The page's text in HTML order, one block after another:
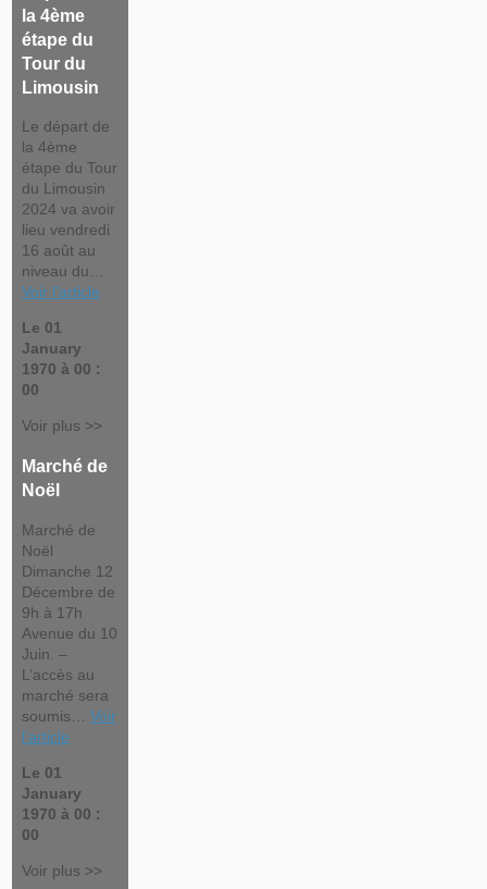
la 4ème
étape du
Tour du
Limousin
Le départ de
la 4ème
étape du Tour
du Limousin
2024 va avoir
lieu vendredi
16 août au
niveau du…
Voir l’article
Le 01
January
1970 à 00 :
00
Voir plus >>
Marché de
Noël
Marché de
Noël
Dimanche 12
Décembre de
9h à 17h
Avenue du 10
Juin. –
L’accès au
marché sera
soumis… Voir
l’article
Le 01
January
1970 à 00 :
00
Voir plus >>